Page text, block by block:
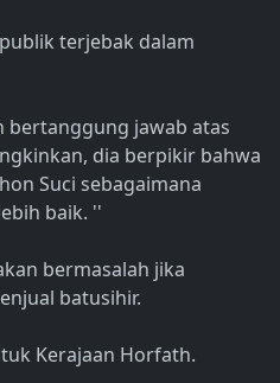
terjebak dalam
bertanggung jawab atas
dia berpikir bahwa
Suci sebagaimana
baik. ''
bermasalah jika
batusihir.
Kerajaan Horfath.